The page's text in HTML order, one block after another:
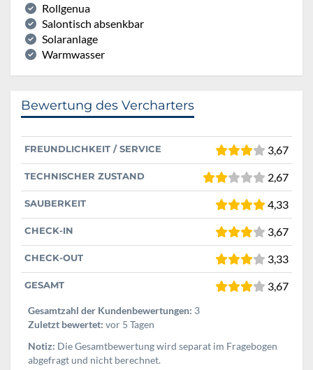
Rollgenua
Salontisch absenkbar
Solaranlage
Warmwasser
Bewertung des Vercharters
FREUNDLICHKEIT / SERVICE 3,67
TECHNISCHER ZUSTAND 2,67
SAUBERKEIT 4,33
CHECK-IN 3,67
CHECK-OUT 3,33
GESAMT 3,67
Gesamtzahl der Kundenbewertungen: 3
Zuletzt bewertet: vor 5 Tagen
Notiz: Die Gesamtbewertung wird separat im Fragebogen
abgefragt und nicht berechnet.